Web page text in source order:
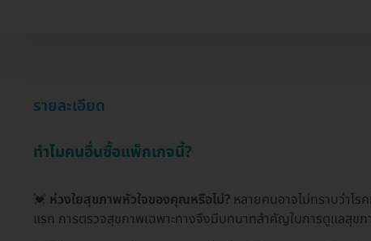
รายละเอียด
ทำไมคนอื่นซื้อแพ็กเกจนี้?
💓 ห่วงใยสุขภาพหัวใจของคุณหรือไม่? หลายคนอาจไม่ทราบว่าโร
แรก การตรวจสุขภาพเฉพาะทางจึงมีบทบาทสำคัญในการดูแลสุขภ